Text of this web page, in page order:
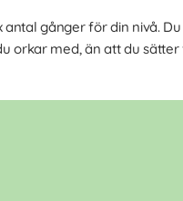
gånger för din nivå.
orkar med, än att du